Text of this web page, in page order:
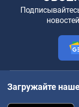
Загружайте